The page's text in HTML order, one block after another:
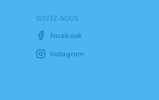
SUIVEZ-NOUS
Facebook
Instagram